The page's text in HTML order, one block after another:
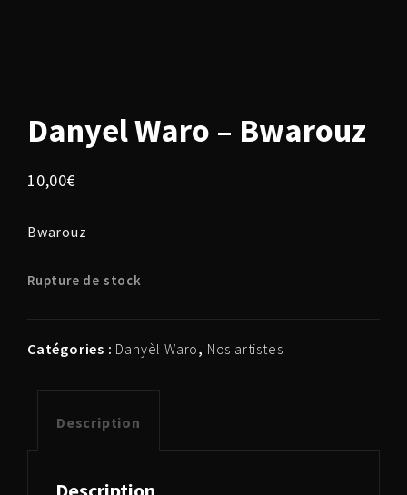
Danyel Waro – Bwarouz
10,00€
Bwarouz
Rupture de stock
Catégories : Danyèl Waro, Nos artistes
Description